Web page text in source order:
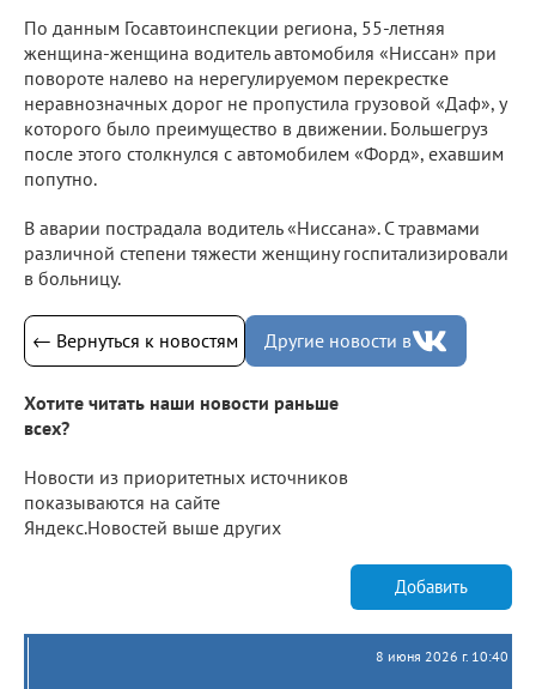
По данным Госавтоинспекции региона, 55-летняя
женщина-женщина водитель автомобиля «Ниссан» при
повороте налево на нерегулируемом перекрестке
неравнозначных дорог не пропустила грузовой «Даф», у
которого было преимущество в движении. Большегруз
после этого столкнулся с автомобилем «Форд», ехавшим
попутно.
В аварии пострадала водитель «Ниссана». С травмами
различной степени тяжести женщину госпитализировали
в больницу.
← Вернуться к новостям Другие новости в
Хотите читать наши новости раньше
всех?
Новости из приоритетных источников
показываются на сайте
Яндекс.Новостей выше других
Добавить
8 июня 2026 г. 10:40